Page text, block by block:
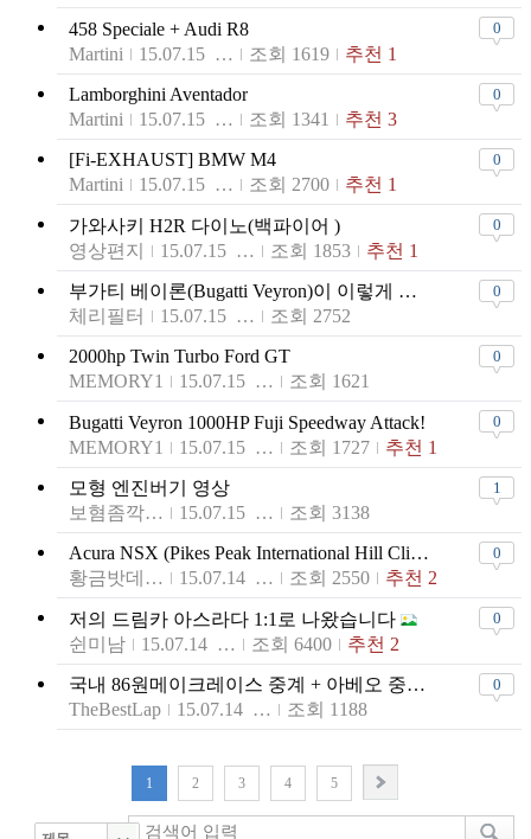
458 Speciale + Audi R8
Martini
15.07.15 19:18 조회 1619 추천 1
0
Lamborghini Aventador
Martini
15.07.15 19:14 조회 1341 추천 3
0
[Fi-EXHAUST] BMW M4
Martini
15.07.15 19:11 조회 2700 추천 1
0
가와사키 H2R 다이노(백파이어 )
영상편지
15.07.15 18:14 조회 1853 추천 1
0
부가티 베이론(Bugatti Veyron)이 이렇게 느린 차량이였나요?
체리필터
15.07.15 16:39 조회 2752
0
2000hp Twin Turbo Ford GT
MEMORY1
15.07.15 15:21 조회 1621
0
Bugatti Veyron 1000HP Fuji Speedway Attack!
MEMORY1
15.07.15 12:58 조회 1727 추천 1
0
모형 엔진버기 영상
보혐좀깍아주세요
15.07.15 00:03 조회 3138
1
Acura NSX (Pikes Peak International Hill Climb pace car)
황금밧데리충전중
15.07.14 21:36 조회 2550 추천 2
0
저의 드림카 아스라다 1:1로 나왔습니다
쉰미남
15.07.14 20:43 조회 6400 추천 2
0
국내 86원메이크레이스 중계 + 아베오 중계 (핸즈모터스포츠)
TheBestLap
15.07.14 15:23 조회 1188
0
1 2 3 4 5